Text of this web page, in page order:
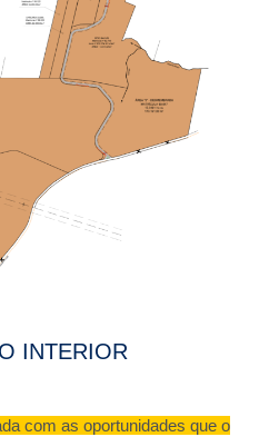
INTERIOR
com as oportunidades que o